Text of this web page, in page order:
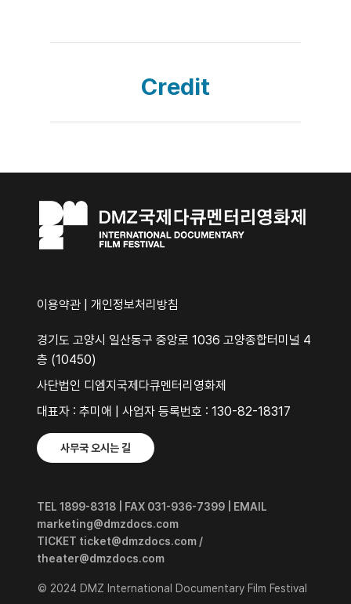
Credit
이용약관 개인정보처리방침
경기도 고양시 일산동구 중앙로 1036 고양종합터미널 4
층 (10450)
사단법인 디엠지국제다큐멘터리영화제
대표자 : 추미애 | 사업자 등록번호 : 130-82-18317
사무국 오시는 길
TEL 1899-8318 | FAX 031-936-7399 | EMAIL
marketing@dmzdocs.com
TICKET ticket@dmzdocs.com /
theater@dmzdocs.com
© 2024 DMZ International Documentary Film Festival